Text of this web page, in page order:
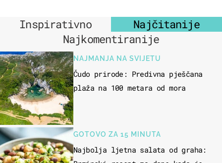
Inspirativno
Najčitanije
Najkomentiranije
NAJMANJA NA SVIJETU
Čudo prirode: Predivna pješčana
plaža na 100 metara od mora
GOTOVO ZA 15 MINUTA
Najbolja ljetna salata od graha: